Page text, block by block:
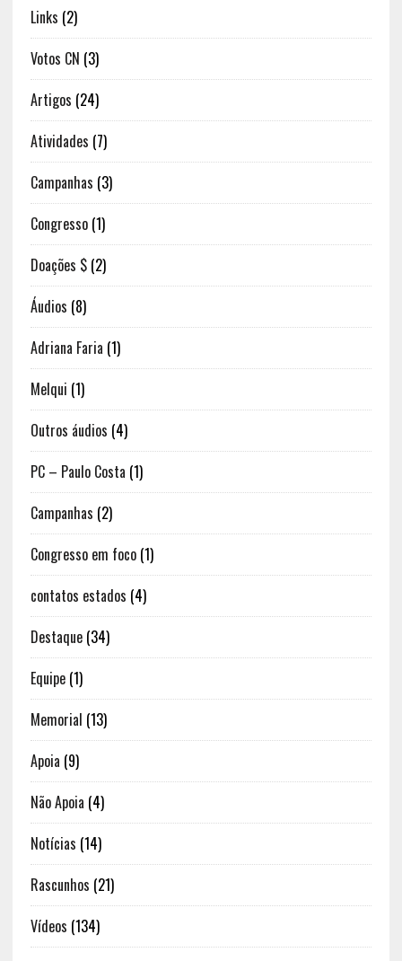
Links (2)
Votos CN (3)
Artigos (24)
Atividades (7)
Campanhas (3)
Congresso(1)
Doações $(2)
Áudios (8)
Adriana Faria (1)
Melqui (1)
Outros áudios (4)
PC – Paulo Costa (1)
Campanhas (2)
Congresso em foco(1)
contatos estados (4)
Destaque(34)
Equipe(1)
Memorial (13)
Apoia (9)
Não Apoia (4)
Notícias (14)
Rascunhos (21)
Vídeos (134)